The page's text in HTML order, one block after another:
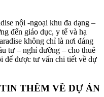
nội -ngoại khu đa dạng –
đến giáo dục, y tế và hạ
không chỉ là nơi đáng
tư – nghỉ dưỡng – cho thuê
để được tư vấn chi tiết về dự
THÊM VỀ DỰ ÁN